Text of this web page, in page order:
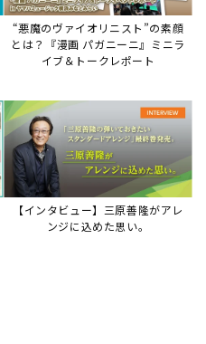
“悪魔のヴァイオリニスト”の素顔
とは？『漫画 パガニーニ』ミニラ
イブ＆トークレポート
【インタビュー】三原善隆がアレ
ンジに込めた思い。